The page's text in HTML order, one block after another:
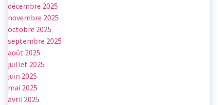
décembre 2025
novembre 2025
octobre 2025
septembre 2025
août 2025
juillet 2025
juin 2025
mai 2025
avril 2025